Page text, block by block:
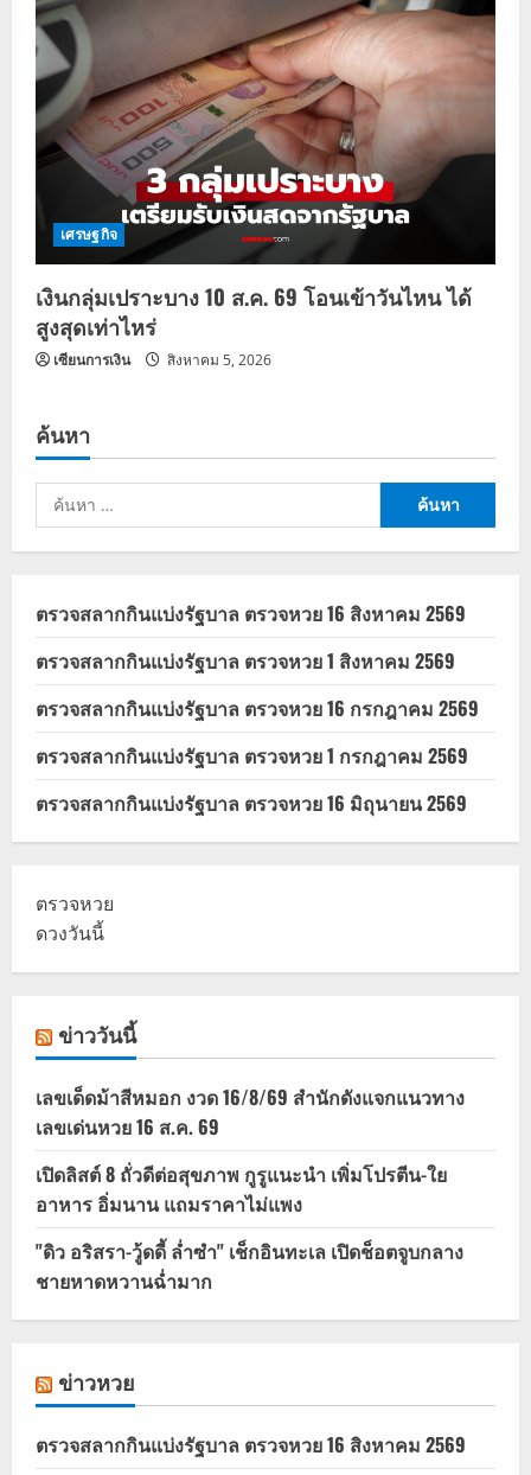
เศรษฐกิจ
เงินกลุ่มเปราะบาง 10 ส.ค. 69 โอนเข้าวันไหน ได้
สูงสุดเท่าไหร่
เซียนการเงิน สิงหาคม 5, 2026
ค้นหา
ค้นหา
สำหรับ:
ตรวจสลากกินแบ่งรัฐบาล ตรวจหวย 16 สิงหาคม 2569
ตรวจสลากกินแบ่งรัฐบาล ตรวจหวย 1 สิงหาคม 2569
ตรวจสลากกินแบ่งรัฐบาล ตรวจหวย 16 กรกฎาคม 2569
ตรวจสลากกินแบ่งรัฐบาล ตรวจหวย 1 กรกฎาคม 2569
ตรวจสลากกินแบ่งรัฐบาล ตรวจหวย 16 มิถุนายน 2569
ตรวจหวย
ดวงวันนี้
ข่าววันนี้
เลขเด็ดม้าสีหมอก งวด 16/8/69 สำนักดังแจกแนวทาง
เลขเด่นหวย 16 ส.ค. 69
เปิดลิสต์ 8 ถั่วดีต่อสุขภาพ กูรูแนะนำ เพิ่มโปรตีน-ใย
อาหาร อิ่มนาน แถมราคาไม่แพง
"ดิว อริสรา-วู้ดดี้ ล่ำซำ" เช็กอินทะเล เปิดช็อตจูบกลาง
ชายหาดหวานฉ่ำมาก
ข่าวหวย
ตรวจสลากกินแบ่งรัฐบาล ตรวจหวย 16 สิงหาคม 2569